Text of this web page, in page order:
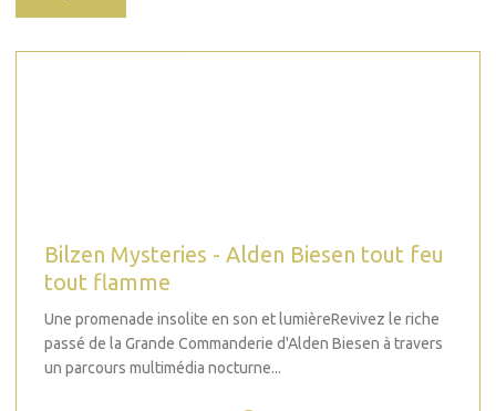
Bilzen Mysteries - Alden Biesen tout feu
tout flamme
Une promenade insolite en son et lumièreRevivez le riche
passé de la Grande Commanderie d'Alden Biesen à travers
un parcours multimédia nocturne...